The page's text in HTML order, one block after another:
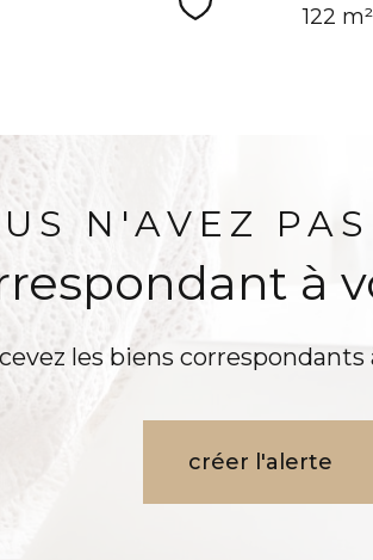
Sélectionner122 m²
N'AVEZ
à
les biens
créer l'alerte